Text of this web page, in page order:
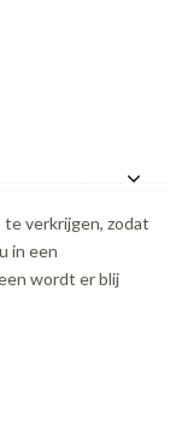
te verkrijgen, zodat
in een
wordt er blij